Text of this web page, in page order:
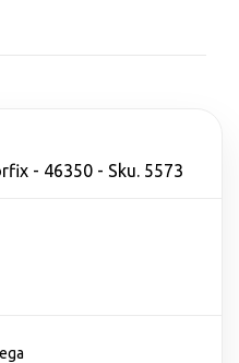
- 46350 - Sku. 5573